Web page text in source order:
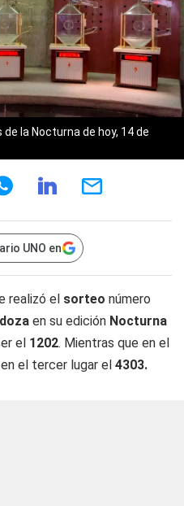
la Nocturna de hoy, 14 de
UNO en
realizó el sorteo número
en su edición Nocturna
el 1202. Mientras que en el
el tercer lugar el 4303.